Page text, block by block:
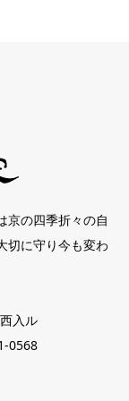
京の四季折々の自
切に守り今も変わ
入ル
0568